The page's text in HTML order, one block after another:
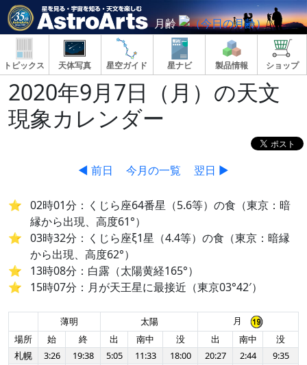
月齢
トピックス 天体写真 星空ガイド 星ナビ 製品情報 ショップ
2020年9月7日（月）の天文
現象カレンダー
◀ 前日 今月の一覧 翌日 ▶
02時01分：くじら座64番星（5.6等）の食（東京：暗
縁から出現、高度61°）
03時32分：くじら座ξ1星（4.4等）の食（東京：暗縁
から出現、高度62°）
13時08分：白露（太陽黄経165°）
15時07分：月が天王星に最接近（東京03°42′）
薄明 太陽
月
場所
始 終 出 南中 没 出 南中
没
札幌
3:26 19:38 5:05 11:33 18:00 20:27 2:44
9:35